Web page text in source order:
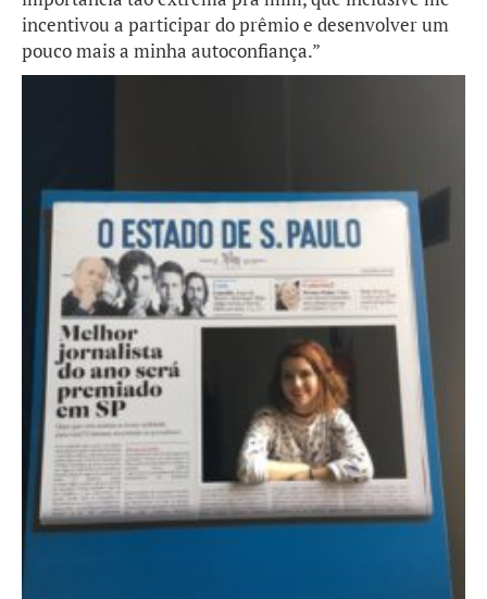
incentivou a participar do prêmio e desenvolver um
pouco mais a minha autoconfiança.”